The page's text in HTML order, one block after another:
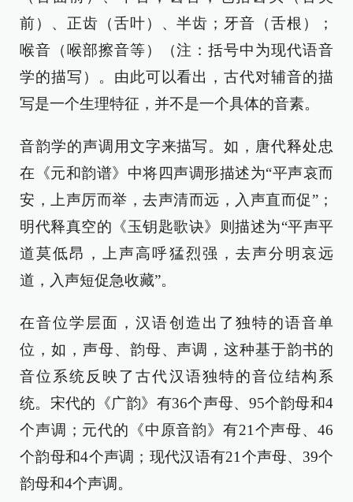
前）、正齿（舌叶）、半齿；牙音（舌根）；
喉音（喉部擦音等）（注：括号中为现代语音
学的描写）。由此可以看出，古代对辅音的描
写是一个生理特征，并不是一个具体的音素。
音韵学的声调用文字来描写。如，唐代释处忠
在《元和韵谱》中将四声调形描述为“平声哀而
安，上声厉而举，去声清而远，入声直而促”；
明代释真空的《玉钥匙歌诀》则描述为“平声平
道莫低昂，上声高呼猛烈强，去声分明哀远
道，入声短促急收藏”。
在音位学层面，汉语创造出了独特的语音单
位，如，声母、韵母、声调，这种基于韵书的
音位系统反映了古代汉语独特的音位结构系
统。宋代的《广韵》有36个声母、95个韵母和4
个声调；元代的《中原音韵》有21个声母、46
个韵母和4个声调；现代汉语有21个声母、39个
韵母和4个声调。